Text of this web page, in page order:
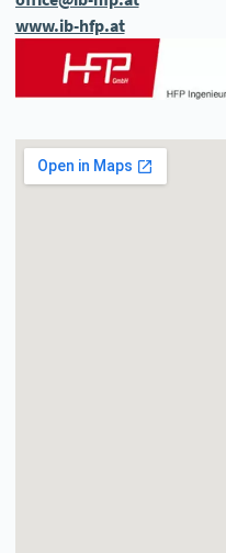
www.ib-hfp.at